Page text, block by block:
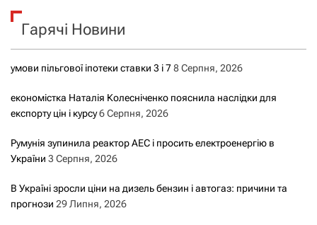
к
Гарячі Новини
умови пільгової іпотеки ставки 3 і 78 Серпня, 2026
економістка Наталія Колесніченко пояснила наслідки для
експорту цін і курсу6 Серпня, 2026
Румунія зупинила реактор АЕС і просить електроенергію в
України 3 Серпня, 2026
В Україні зросли ціни на дизель бензин і автогаз: причини та
прогнози 29 Липня, 2026